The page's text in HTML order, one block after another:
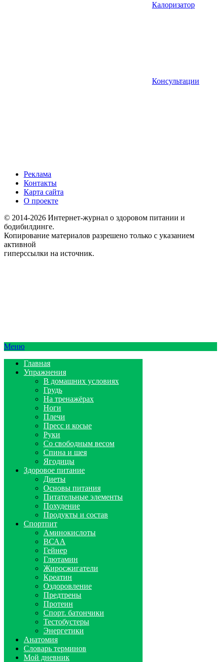
Калоризатор
Консультации
Реклама
Контакты
Карта сайта
О проекте
© 2014-2026 Интернет-журнал о здоровом питании и
бодибилдинге.
Копирование материалов разрешено только с указанием
активной
гиперссылки на источник.
Меню
Главная
Упражнения
В домашних условиях
Грудь
На тренажёрах
Ноги
Плечи
Пресс и косые
Руки
Со свободным весом
Спина и шея
Ягодицы
Здоровое питание
Диеты
Основы питания
Питательные элементы
Похудение
Продукты и состав
Спортпит
Аминокислоты
ВСАА
Гейнер
Глютамин
Жиросжигатели
Креатин
Оздоровление
Предтрены
Протеин
Спорт. батончики
Тестобустеры
Энергетики
Анатомия
Словарь терминов
Мой дневник